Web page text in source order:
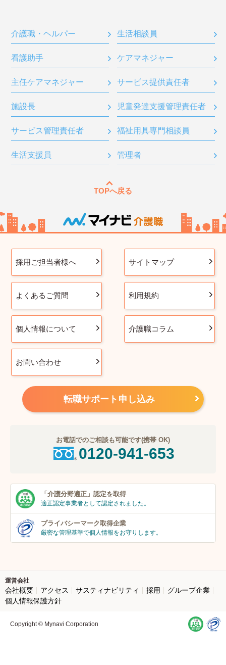
介護職・ヘルパー 生活相談員
看護助手 ケアマネジャー
主任ケアマネジャー サービス提供責任者
施設長 児童発達支援管理責任者
サービス管理責任者 福祉用具専門相談員
生活支援員 管理者
TOPへ戻る
採用ご担当者様へ サイトマップ
よくあるご質問 利用規約
個人情報について 介護職コラム
お問い合わせ
転職サポート申し込み
お電話でのご相談も可能です(携帯 OK)
0120-941-653
「介護分野適正」 認定を取得
適正認定事業者として認定されました。
プライバシーマーク取得企業
厳密な管理基準で個人情報をお守りします。
運営会社
会社概要 アクセス サスティナビリティ 採用
グループ企業
個人情報保護方針
Copyright © Mynavi Corporation